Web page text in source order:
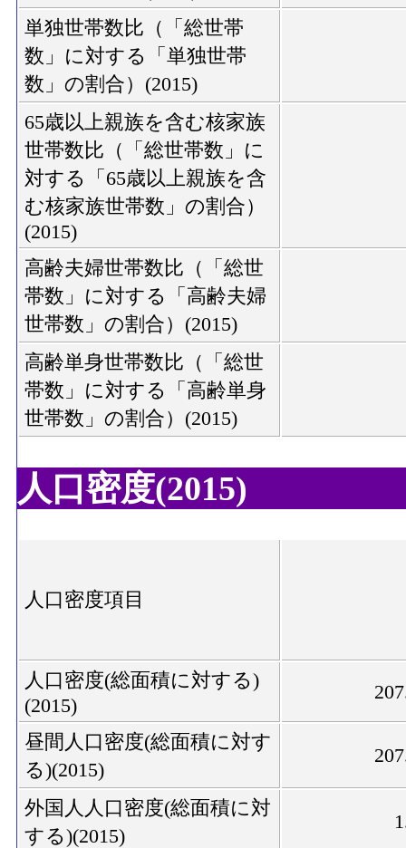
単独世帯数比（「総世帯
数」に対する「単独世帯
数」の割合）(2015)
65歳以上親族を含む核家族
世帯数比（「総世帯数」に
対する「65歳以上親族を含
む核家族世帯数」の割合）
(2015)
高齢夫婦世帯数比（「総世
帯数」に対する「高齢夫婦
世帯数」の割合）(2015)
高齢単身世帯数比（「総世
帯数」に対する「高齢単身
世帯数」の割合）(2015)
人口密度(2015)
人口密度項目
人口密度(総面積に対する)
(2015)
昼間人口密度(総面積に対す
る)(2015)
外国人人口密度(総面積に対
する)(2015)